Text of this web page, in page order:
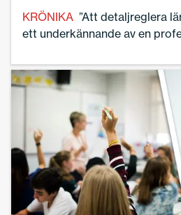
KRÖNIKA ”Att detaljreglera
ett underkännande av en
rektor”, skriver Torbjörn Hanö.